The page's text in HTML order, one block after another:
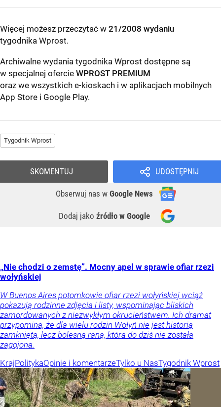
Więcej możesz przeczytać w 21/2008 wydaniu
tygodnika Wprost.
Archiwalne wydania tygodnika Wprost dostępne są
w specjalnej ofercie WPROST PREMIUM
oraz we wszystkich e-kioskach i w aplikacjach mobilnych
App Store i Google Play.
Tygodnik Wprost
UDOSTĘPNIJ
Obserwuj nas w Google News
Dodaj jako źródło w Google
SKOMENTUJ
„Nie chodzi o zemstę”. Mocny apel w sprawie ofiar rzezi
wołyńskiej
W Buenos Aires potomkowie ofiar rzezi wołyńskiej wciąż
pokazują rodzinne zdjęcia i listy, wspominając bliskich
zamordowanych z niezwykłym okrucieństwem. Ich dramat
przypomina, że dla wielu rodzin Wołyń nie jest historią
zamkniętą, lecz bolesną raną, która do dziś nie została
zagojona.
KrajPolitykaOpinie i komentarzeTylko u NasTygodnik Wprost